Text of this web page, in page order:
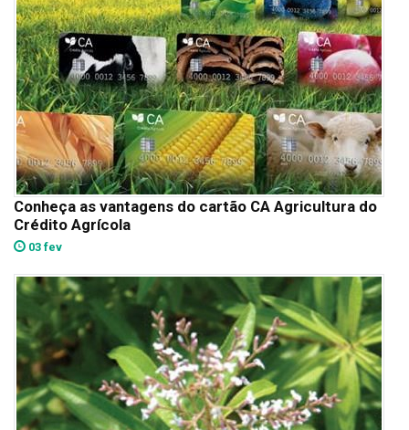
Conheça as vantagens do cartão CA Agricultura do
Crédito Agrícola
03 fev